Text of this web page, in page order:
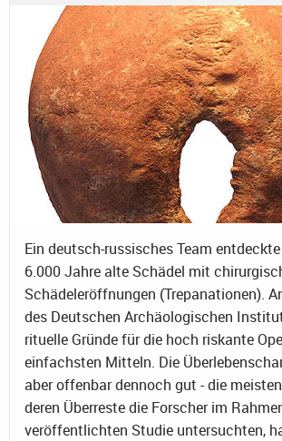
Ein deutsch-russisches Team
6.000 Jahre alte Schädel mit
Schädeleröffnungen (Trepanationen).
des Deutschen Archäologischen
rituelle Gründe für die hoch riskante
einfachsten Mitteln. Die
aber offenbar dennoch gut - die
deren Überreste die Forscher im
veröffentlichten Studie untersuchten,